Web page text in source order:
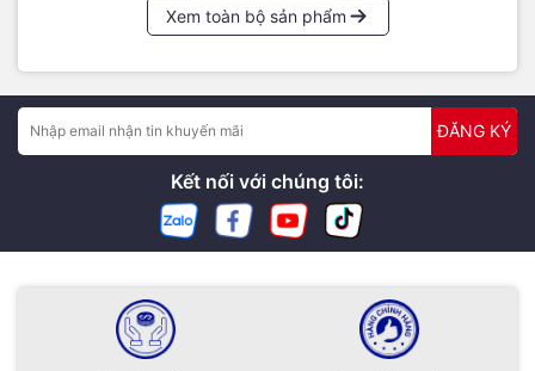
Xem toàn bộ sản phẩm
ĐĂNG KÝ
Kết nối với chúng tôi: